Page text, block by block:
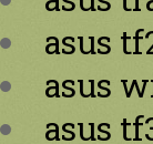
asus
asus
asus